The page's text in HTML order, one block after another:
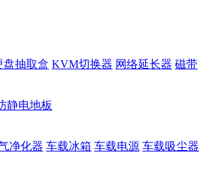
盘抽取盒 KVM切换器 网络延长器 磁带
静电地板
净化器 车载冰箱 车载电源 车载吸尘器